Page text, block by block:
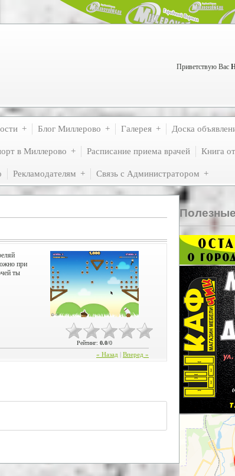
Приветствую Вас
Блог Миллерово Галерея Доска
в Миллерово Расписание приема врачей Книга
Рекламодателям Связь с Администратором
при
ты
Рейтинг: 0.0/0
« Назад
Вперед »